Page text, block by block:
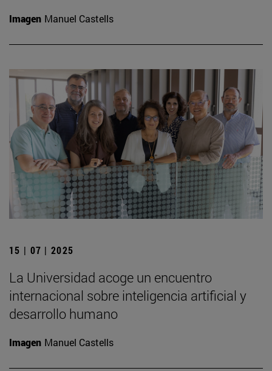
Imagen Manuel Castells
15 | 07 | 2025
La Universidad acoge un encuentro
internacional sobre inteligencia artificial y
desarrollo humano
Imagen Manuel Castells